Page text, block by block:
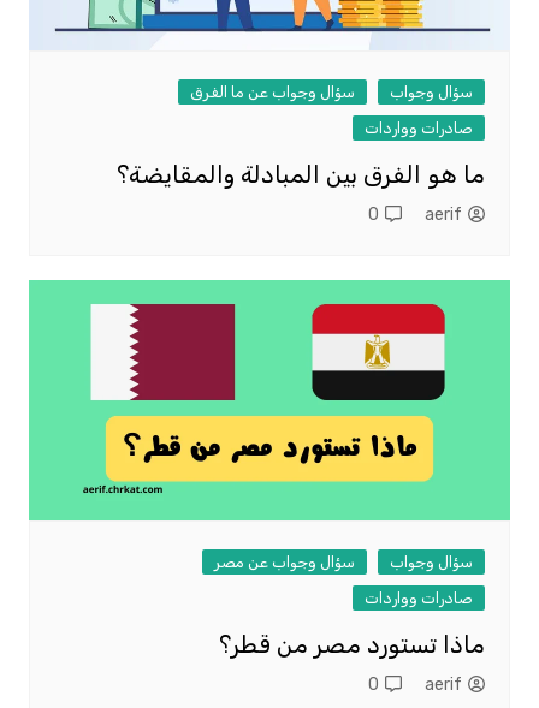
سؤال وجواب
سؤال وجواب عن ما الفرق
صادرات وواردات
ما هو الفرق بين المبادلة والمقايضة؟
aerif
0
سؤال وجواب
سؤال وجواب عن مصر
صادرات وواردات
ماذا تستورد مصر من قطر؟
aerif
0